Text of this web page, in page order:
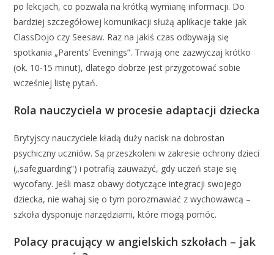
po lekcjach, co pozwala na krótką wymianę informacji. Do
bardziej szczegółowej komunikacji służą aplikacje takie jak
ClassDojo czy Seesaw. Raz na jakiś czas odbywają się
spotkania „Parents’ Evenings”. Trwają one zazwyczaj krótko
(ok. 10-15 minut), dlatego dobrze jest przygotować sobie
wcześniej listę pytań.
Rola nauczyciela w procesie adaptacji dziecka
Brytyjscy nauczyciele kładą duży nacisk na dobrostan
psychiczny uczniów. Są przeszkoleni w zakresie ochrony dzieci
(„safeguarding”) i potrafią zauważyć, gdy uczeń staje się
wycofany. Jeśli masz obawy dotyczące integracji swojego
dziecka, nie wahaj się o tym porozmawiać z wychowawcą –
szkoła dysponuje narzędziami, które mogą pomóc.
Polacy pracujący w angielskich szkołach – jak